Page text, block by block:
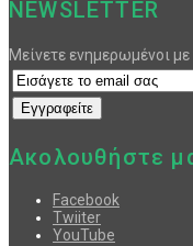
NEWSLETTER
Μείνετε ενημερωμένοι
Ακολουθήστε
Facebook
Twiiter
YouTube